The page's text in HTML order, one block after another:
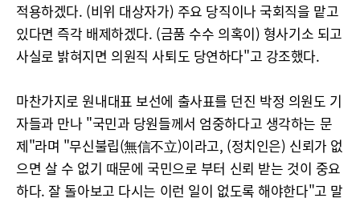
적용하겠다. (비위 대상자가) 주요 당직이나 국회직을 맡고
있다면 즉각 배제하겠다. (금품 수수 의혹이) 형사기소 되고
사실로 밝혀지면 의원직 사퇴도 당연하다"고 강조했다.
마찬가지로 원내대표 보선에 출사표를 던진 박정 의원도 기
자들과 만나 "국민과 당원들께서 엄중하다고 생각하는 문
제"라며 "무신불립(無信不立)이라고, (정치인은) 신뢰가 없
으면 살 수 없기 때문에 국민으로 부터 신뢰 받는 것이 중요
하다. 잘 돌아보고 다시는 이런 일이 없도록 해야한다"고 말